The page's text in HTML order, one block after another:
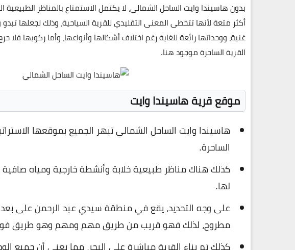
بدون هاسيندا وايت الساحل الشمالي، لا يكتمل الاستمتاع بالمناظر
أكثر متعة لأنها تتخطى المعنى التقليدي للقرية السياحية، وذلك لجعلها
غنية، ووحداتها رائعة للغاية رغم اختلاف أشكالها وأنواعها، وأما ركوبها
القرية الساحرة موجود هنا.
موقع قرية هاسيندا وايت
هاسيندا وايت الساحل الشمالي تبهر الجميع بموقعها
الساحرة.
كذلك هناك مناظر طبيعية خلابة وأنشطة خارجية ومياه
لها.
مطروح، لذلك فهو قريب من طريق مهم ومهم وهو طريق